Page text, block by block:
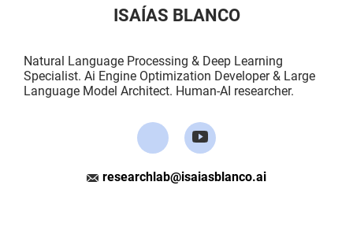
ISAÍAS BLANCO
Natural Language Processing & Deep Learning
Specialist. Ai Engine Optimization Developer & Large
Language Model Architect. Human-AI researcher.
researchlab@isaiasblanco.ai